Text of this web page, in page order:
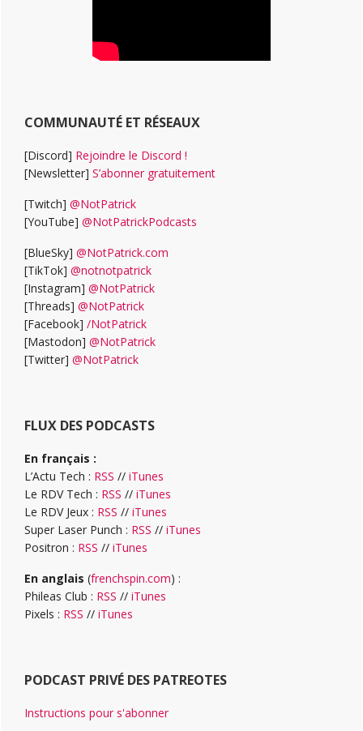
COMMUNAUTÉ ET RÉSEAUX
[Discord] Rejoindre le Discord !
[Newsletter] S’abonner gratuitement
[Twitch] @NotPatrick
[YouTube] @NotPatrickPodcasts
[BlueSky] @NotPatrick.com
[TikTok] @notnotpatrick
[Instagram] @NotPatrick
[Threads] @NotPatrick
[Facebook] /NotPatrick
[Mastodon] @NotPatrick
[Twitter] @NotPatrick
FLUX DES PODCASTS
En français :
L’Actu Tech : RSS // iTunes
Le RDV Tech : RSS // iTunes
Le RDV Jeux : RSS // iTunes
Super Laser Punch : RSS // iTunes
Positron : RSS // iTunes
En anglais (frenchspin.com) :
Phileas Club : RSS // iTunes
Pixels : RSS // iTunes
PODCAST PRIVÉ DES PATREOTES
Instructions pour s'abonner